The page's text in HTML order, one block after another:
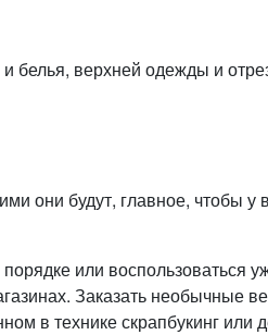
белья, верхней одежды и
они будут, главное, чтобы у
или воспользоваться
Заказать необычные
в технике скрапбукинг или